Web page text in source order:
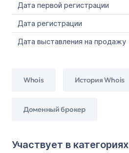
Дата первой регистрации
Дата регистрации
Дата выставления на продажу
Whois История Whois
Доменный брокер
Участвует в категориях